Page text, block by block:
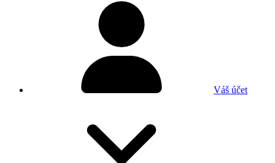
Váš účet